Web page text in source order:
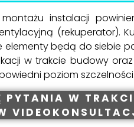
instalacji
(rekuperator).
będą do siebie
w trakcie budowy
poziom szczelności.
PYTANIA W